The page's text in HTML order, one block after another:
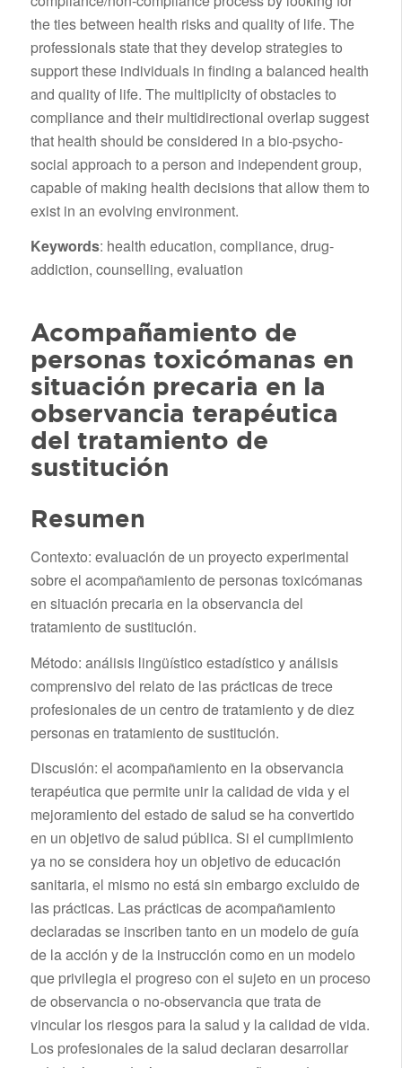
the ties between health risks and quality of life. The
professionals state that they develop strategies to
support these individuals in finding a balanced health
and quality of life. The multiplicity of obstacles to
compliance and their multidirectional overlap suggest
that health should be considered in a bio-psycho-
social approach to a person and independent group,
capable of making health decisions that allow them to
exist in an evolving environment.
Keywords: health education, compliance, drug-
addiction, counselling, evaluation
Acompañamiento de
personas toxicómanas en
situación precaria en la
observancia terapéutica
del tratamiento de
sustitución
Resumen
Contexto: evaluación de un proyecto experimental
sobre el acompañamiento de personas toxicómanas
en situación precaria en la observancia del
tratamiento de sustitución.
Método: análisis lingüístico estadístico y análisis
comprensivo del relato de las prácticas de trece
profesionales de un centro de tratamiento y de diez
personas en tratamiento de sustitución.
Discusión: el acompañamiento en la observancia
terapéutica que permite unir la calidad de vida y el
mejoramiento del estado de salud se ha convertido
en un objetivo de salud pública. Si el cumplimiento
ya no se considera hoy un objetivo de educación
sanitaria, el mismo no está sin embargo excluido de
las prácticas. Las prácticas de acompañamiento
declaradas se inscriben tanto en un modelo de guía
de la acción y de la instrucción como en un modelo
que privilegia el progreso con el sujeto en un proceso
de observancia o no-observancia que trata de
vincular los riesgos para la salud y la calidad de vida.
Los profesionales de la salud declaran desarrollar